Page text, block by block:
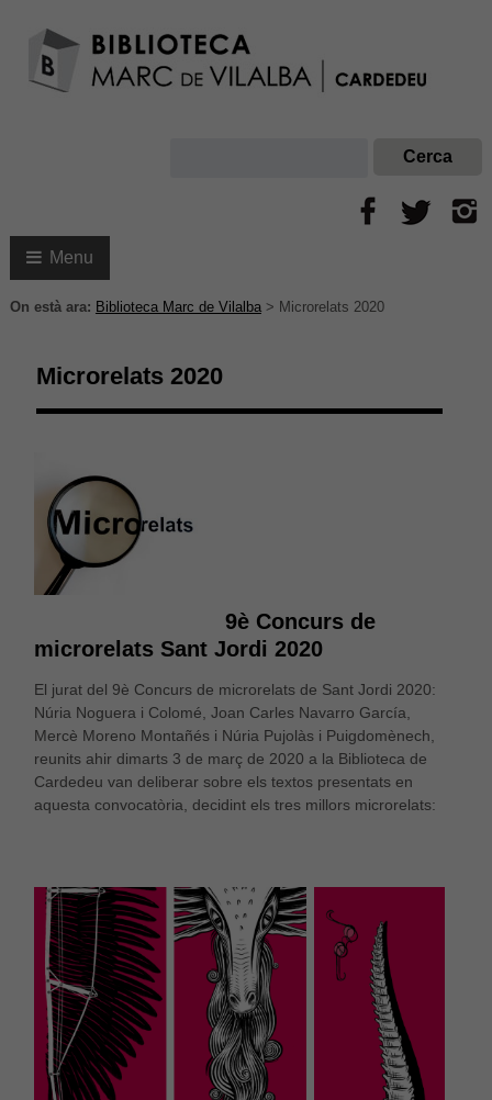
Menu
On està ara: Biblioteca Marc de Vilalba> Microrelats 2020
Microrelats 2020
9è Concurs de
microrelats Sant Jordi 2020
El jurat del 9è Concurs de microrelats de Sant Jordi 2020:
Núria Noguera i Colomé, Joan Carles Navarro García,
Mercè Moreno Montañés i Núria Pujolàs i Puigdomènech,
reunits ahir dimarts 3 de març de 2020 a la Biblioteca de
Cardedeu van deliberar sobre els textos presentats en
aquesta convocatòria, decidint els tres millors microrelats: